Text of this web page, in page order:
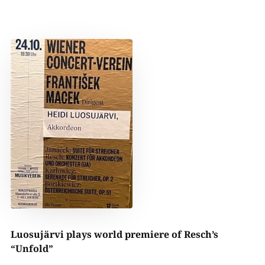
Luosujärvi plays world premiere of Resch’s
“Unfold”